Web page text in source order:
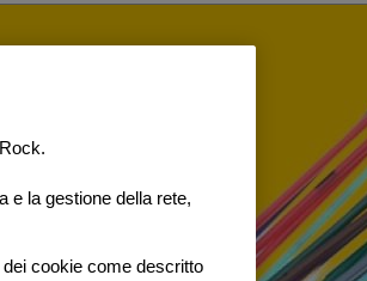
e la gestione della rete,
cookie come descritto